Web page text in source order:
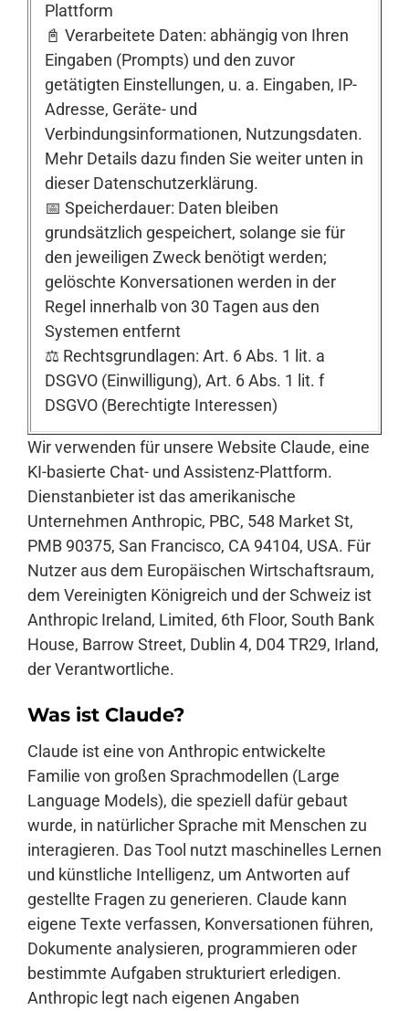
Plattform
📓 Verarbeitete Daten: abhängig von Ihren
Eingaben (Prompts) und den zuvor
getätigten Einstellungen, u. a. Eingaben, IP-
Adresse, Geräte- und
Verbindungsinformationen, Nutzungsdaten.
Mehr Details dazu finden Sie weiter unten in
dieser Datenschutzerklärung.
📅 Speicherdauer: Daten bleiben
grundsätzlich gespeichert, solange sie für
den jeweiligen Zweck benötigt werden;
gelöschte Konversationen werden in der
Regel innerhalb von 30 Tagen aus den
Systemen entfernt
⚖️ Rechtsgrundlagen: Art. 6 Abs. 1 lit. a
DSGVO (Einwilligung), Art. 6 Abs. 1 lit. f
DSGVO (Berechtigte Interessen)
Wir verwenden für unsere Website Claude, eine
KI-basierte Chat- und Assistenz-Plattform.
Dienstanbieter ist das amerikanische
Unternehmen Anthropic, PBC, 548 Market St,
PMB 90375, San Francisco, CA 94104, USA. Für
Nutzer aus dem Europäischen Wirtschaftsraum,
dem Vereinigten Königreich und der Schweiz ist
Anthropic Ireland, Limited, 6th Floor, South Bank
House, Barrow Street, Dublin 4, D04 TR29, Irland,
der Verantwortliche.
Was ist Claude?
Claude ist eine von Anthropic entwickelte
Familie von großen Sprachmodellen (Large
Language Models), die speziell dafür gebaut
wurde, in natürlicher Sprache mit Menschen zu
interagieren. Das Tool nutzt maschinelles Lernen
und künstliche Intelligenz, um Antworten auf
gestellte Fragen zu generieren. Claude kann
eigene Texte verfassen, Konversationen führen,
Dokumente analysieren, programmieren oder
bestimmte Aufgaben strukturiert erledigen.
Anthropic legt nach eigenen Angaben